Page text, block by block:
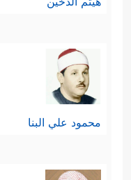
محمود علي البنا